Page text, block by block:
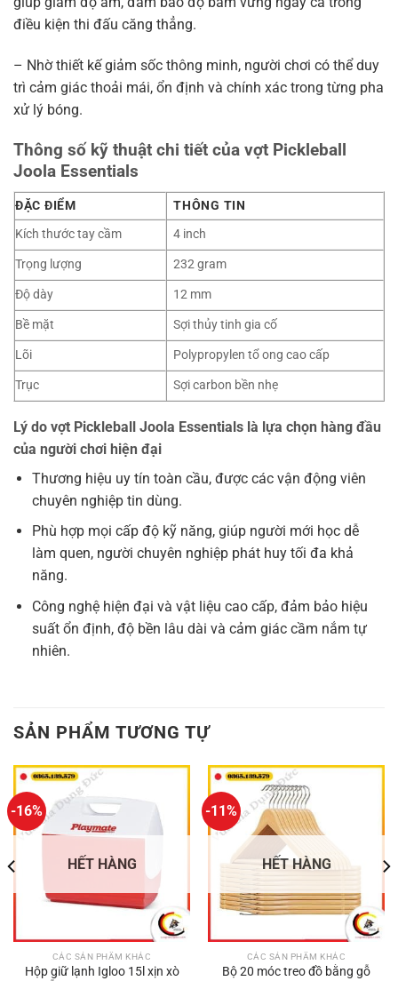
điều kiện thi đấu căng thẳng.
– Nhờ thiết kế giảm sốc thông minh, người chơi có thể duy
trì cảm giác thoải mái, ổn định và chính xác trong từng pha
xử lý bóng.
Thông số kỹ thuật chi tiết của vợt Pickleball
Joola Essentials
ĐẶC ĐIỂM
THÔNG TIN
Kích thước tay cầm
4 inch
Trọng lượng
232 gram
Độ dày
12 mm
Bề mặt
Sợi thủy tinh gia cố
Lõi
Polypropylen tổ ong cao cấp
Trục
Sợi carbon bền nhẹ
Lý do vợt Pickleball Joola Essentials là lựa chọn hàng đầu
của người chơi hiện đại
Thương hiệu uy tín toàn cầu, được các vận động viên
chuyên nghiệp tin dùng.
Phù hợp mọi cấp độ kỹ năng, giúp người mới học dễ
làm quen, người chuyên nghiệp phát huy tối đa khả
năng.
Công nghệ hiện đại và vật liệu cao cấp, đảm bảo hiệu
suất ổn định, độ bền lâu dài và cảm giác cầm nắm tự
nhiên.
SẢN PHẨM TƯƠNG TỰ
-16%
HẾT HÀNG
CÁC SẢN PHẨM KHÁC
Hộp giữ lạnh Igloo 15l xịn xò
-11%
HẾT HÀNG
CÁC SẢN PHẨM KHÁC
Bộ 20 móc treo đồ bằng gỗ